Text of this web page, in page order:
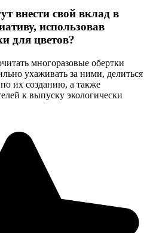
внести свой вклад в
использовав
для цветов?
многоразовые обертки
ухаживать за ними, делиться
их созданию, а также
к выпуску экологически